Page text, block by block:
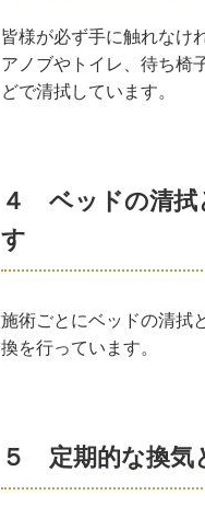
皆様が必ず手に触れなけ
アノブやトイレ、待ち椅
どで清拭しています。
４ ベッドの清拭
す
施術ごとにベッドの清拭
換を行っています。
５ 定期的な換気